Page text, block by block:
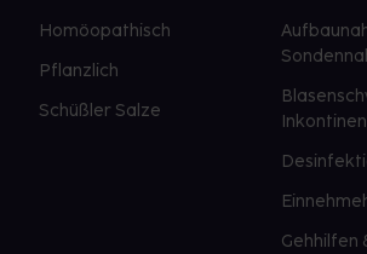
Homöopathisch
Pflanzlich
Schüßler Salze
Gehhilfen